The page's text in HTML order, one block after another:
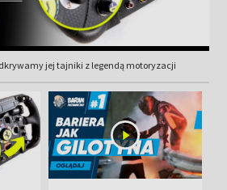
jej tajniki z legendą motoryzacji